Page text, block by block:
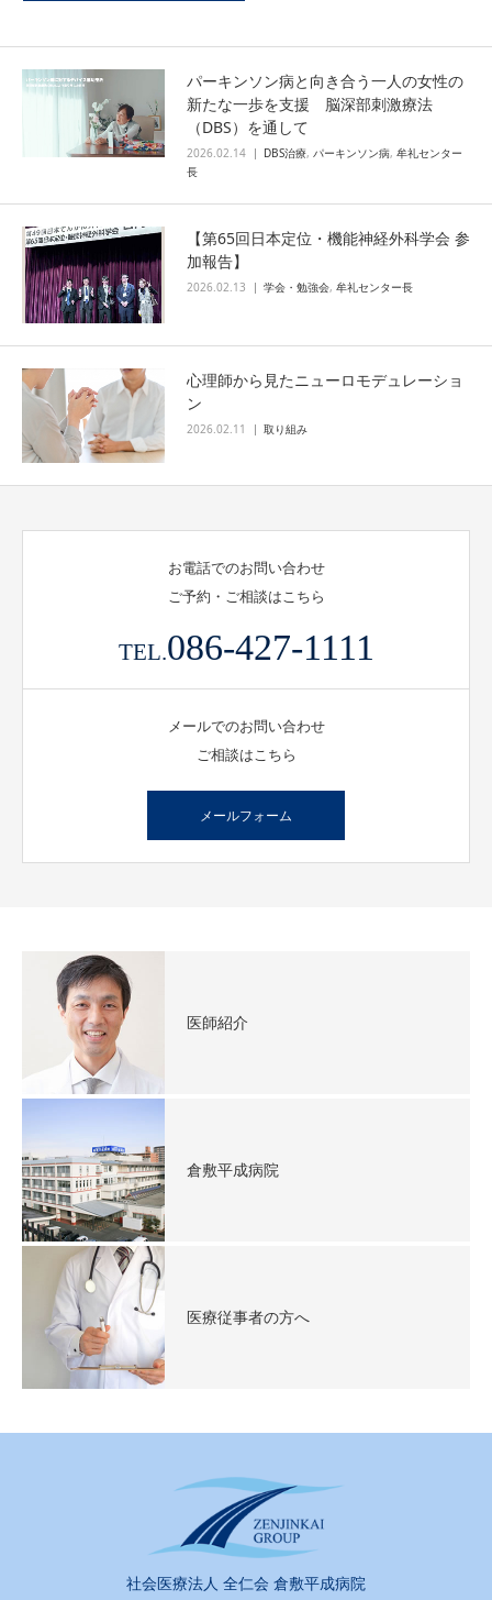
パーキンソン病と向き合う一人の女性の
新たな一歩を支援 脳深部刺激療法
（DBS）を通して
2026.02.14 DBS治療, パーキンソン病, 牟礼センター
長
【第65回日本定位・機能神経外科学会 参
加報告】
2026.02.13 学会・勉強会, 牟礼センター長
心理師から見たニューロモデュレーショ
ン
2026.02.11 取り組み
お電話でのお問い合わせ
ご予約・ご相談はこちら
TEL.086-427-1111
メールでのお問い合わせ
ご相談はこちら
メールフォーム
医師紹介
倉敷平成病院
医療従事者の方へ
社会医療法人 全仁会 倉敷平成病院
チーム医療とは
スタッフ紹介
センターについて
ニューロモデュレーションとは
機能的脳神経外科（機能外科）
主な実績・症例数
お問合せ
医療従事者の方へ